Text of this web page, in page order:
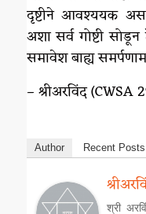
दृष्टीने आवश्ययक
अशा सर्व गोष्टी
समावेश बाह्य
– श्रीअरविंद (CWSA
Author Recent Posts
श्री